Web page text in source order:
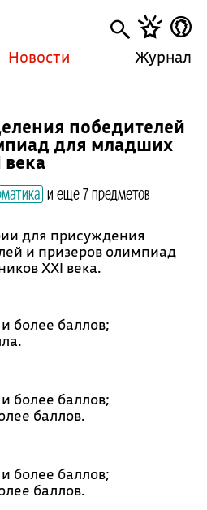
Новости Журнал
победителей
для младших
и еще 7 предметов
для присуждения
и призеров олимпиад
XXI века.
более баллов;
более баллов;
баллов.
более баллов;
баллов.